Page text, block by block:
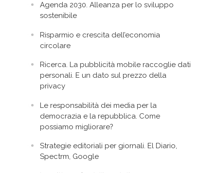
Agenda 2030. Alleanza per lo sviluppo
sostenibile
Risparmio e crescita dell’economia
circolare
Ricerca. La pubblicità mobile raccoglie dati
personali. E un dato sul prezzo della
privacy
Le responsabilità dei media per la
democrazia e la repubblica. Come
possiamo migliorare?
Strategie editoriali per giornali. El Diario,
Spectrm, Google